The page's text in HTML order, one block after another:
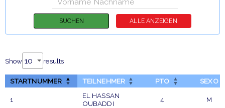
Show results
STARTNUMMER TEILNEHMER PTO SEXO
1
EL HASSAN
OUBADDI
4 M